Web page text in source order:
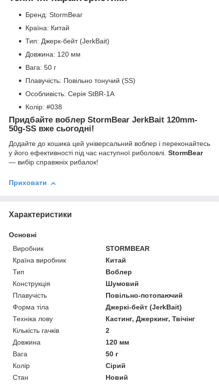
Бренд: StormBear
Країна: Китай
Тип: Джерк-бейт (JerkBait)
Довжина: 120 мм
Вага: 50 г
Плавучість: Повільно тонучий (SS)
Особливість: Серія StBR-1A
Колір: #038
Придбайте воблер StormBear JerkBait 120mm-
50g-SS вже сьогодні!
Додайте до кошика цей універсальний воблер і переконайтесь
у його ефективності під час наступної риболовлі. StormBear
— вибір справжніх рибалок!
Приховати
Характеристики
Основні
Виробник
STORMBEAR
Країна виробник
Китай
Тип
Воблер
Конструкція
Шумовий
Плавучість
Повільно-потопаючий
Форма тіла
Джеркі-бейт (JerkBait)
Техніка лову
Кастинг, Джеркинг, Твічінг
Кількість гачків
2
Довжина
120 мм
Вага
50 г
Колір
Сірий
Стан
Новий